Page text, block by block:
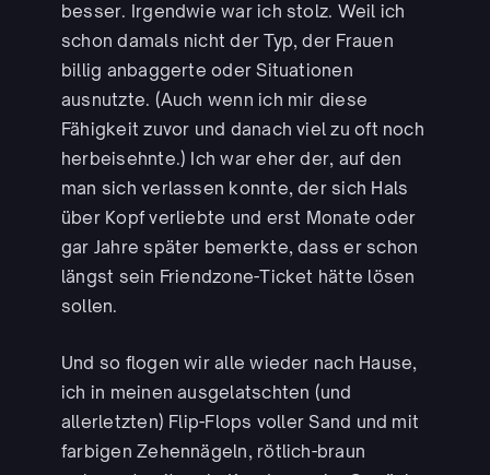
besser. Irgendwie war ich stolz. Weil ich
schon damals nicht der Typ, der Frauen
billig anbaggerte oder Situationen
ausnutzte. (Auch wenn ich mir diese
Fähigkeit zuvor und danach viel zu oft noch
herbeisehnte.) Ich war eher der, auf den
man sich verlassen konnte, der sich Hals
über Kopf verliebte und erst Monate oder
gar Jahre später bemerkte, dass er schon
längst sein Friendzone-Ticket hätte lösen
sollen.
Und so flogen wir alle wieder nach Hause,
ich in meinen ausgelatschten (und
allerletzten) Flip-Flops voller Sand und mit
farbigen Zehennägeln, rötlich-braun